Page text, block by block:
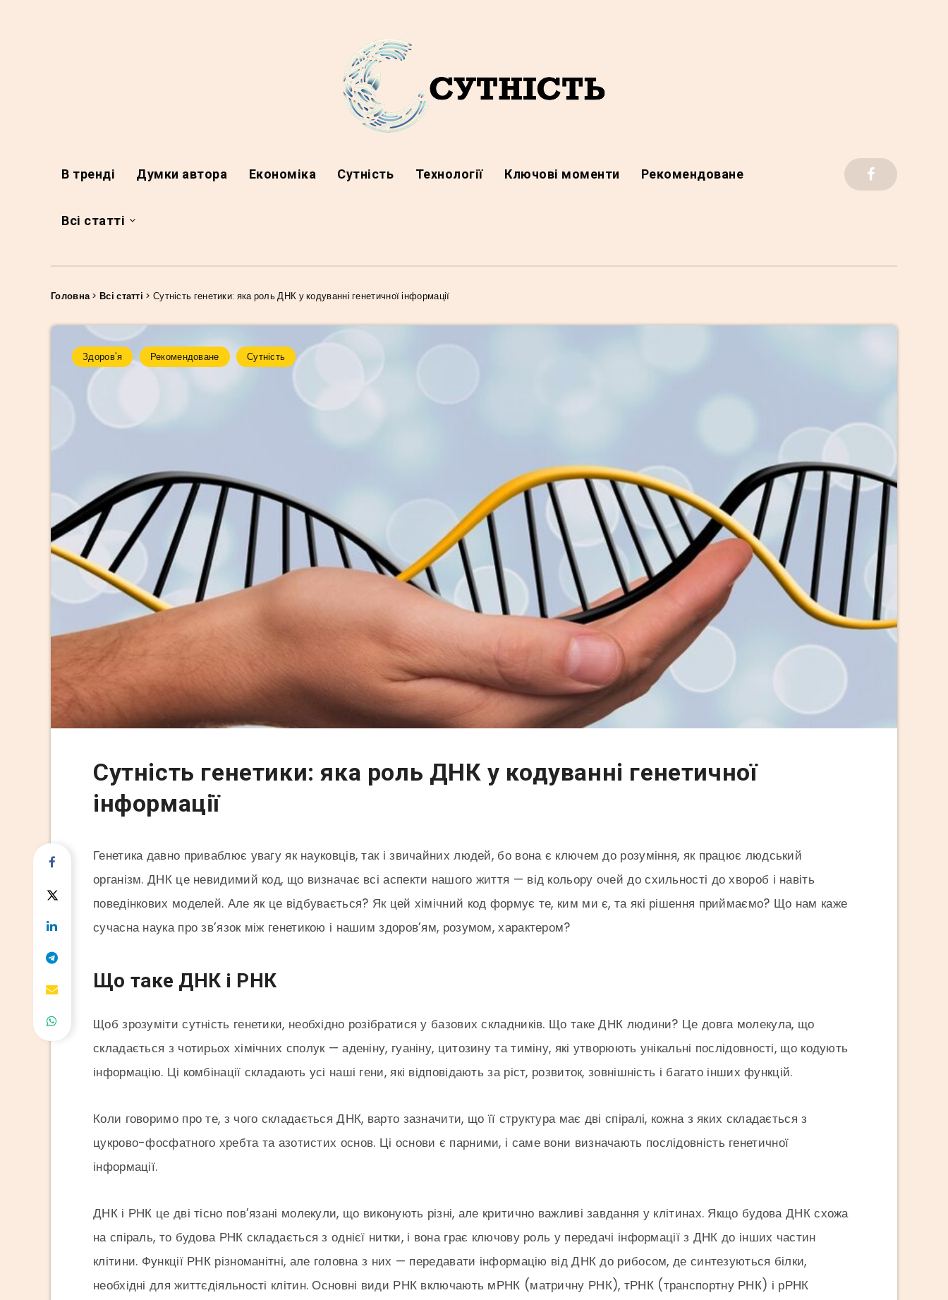
В тренді Думки автора Економіка Сутність Технології Ключові моменти Рекомендоване
Всі статті
Головна>Всі статті > Сутність генетики: яка роль ДНК у кодуванні генетичної інформації
Здоров'я Рекомендоване Сутність
Сутність генетики: яка роль ДНК у кодуванні генетичної
інформації
Генетика давно приваблює увагу як науковців, так і звичайних людей, бо вона є ключем до розуміння, як працює людський
організм. ДНК це невидимий код, що визначає всі аспекти нашого життя — від кольору очей до схильності до хвороб і навіть
поведінкових моделей. Але як це відбувається? Як цей хімічний код формує те, ким ми є, та які рішення приймаємо? Що нам каже
сучасна наука про зв’язок між генетикою і нашим здоров’ям, розумом, характером?
Що таке ДНК і РНК
Щоб зрозуміти сутність генетики, необхідно розібратися у базових складників. Що таке ДНК людини? Це довга молекула, що
складається з чотирьох хімічних сполук — аденіну, гуаніну, цитозину та тиміну, які утворюють унікальні послідовності, що кодують
інформацію. Ці комбінації складають усі наші гени, які відповідають за ріст, розвиток, зовнішність і багато інших функцій.
Коли говоримо про те, з чого складається ДНК, варто зазначити, що її структура має дві спіралі, кожна з яких складається з
цукрово-фосфатного хребта та азотистих основ. Ці основи є парними, і саме вони визначають послідовність генетичної
інформації.
ДНК і РНК це дві тісно пов’язані молекули, що виконують різні, але критично важливі завдання у клітинах. Якщо будова ДНК схожа
на спіраль, то будова РНК складається з однієї нитки, і вона грає ключову роль у передачі інформації з ДНК до інших частин
клітини. Функції РНК різноманітні, але головна з них — передавати інформацію від ДНК до рибосом, де синтезуються білки,
необхідні для життєдіяльності клітин. Основні види РНК включають мРНК (матричну РНК), тРНК (транспортну РНК) і рРНК